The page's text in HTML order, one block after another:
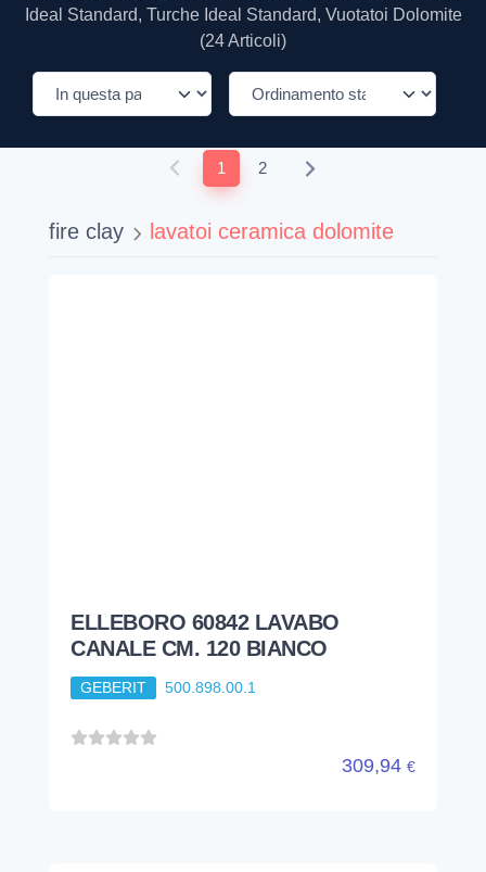
Ideal Standard, Turche Ideal Standard, Vuotatoi Dolomite
(24 Articoli)
1 2
fire clay lavatoi ceramica dolomite
ELLEBORO 60842 LAVABO
CANALE CM. 120 BIANCO
GEBERIT 500.898.00.1
309,94 €